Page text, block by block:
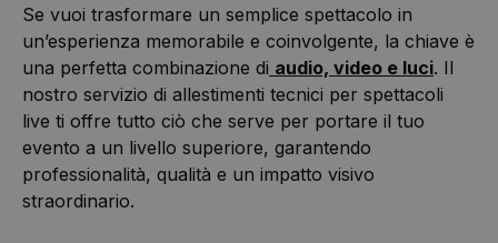
Se vuoi trasformare un semplice spettacolo in
un’esperienza memorabile e coinvolgente, la chiave è
una perfetta combinazione di audio, video e luci. Il
nostro servizio di allestimenti tecnici per spettacoli
live ti offre tutto ciò che serve per portare il tuo
evento a un livello superiore, garantendo
professionalità, qualità e un impatto visivo
straordinario.